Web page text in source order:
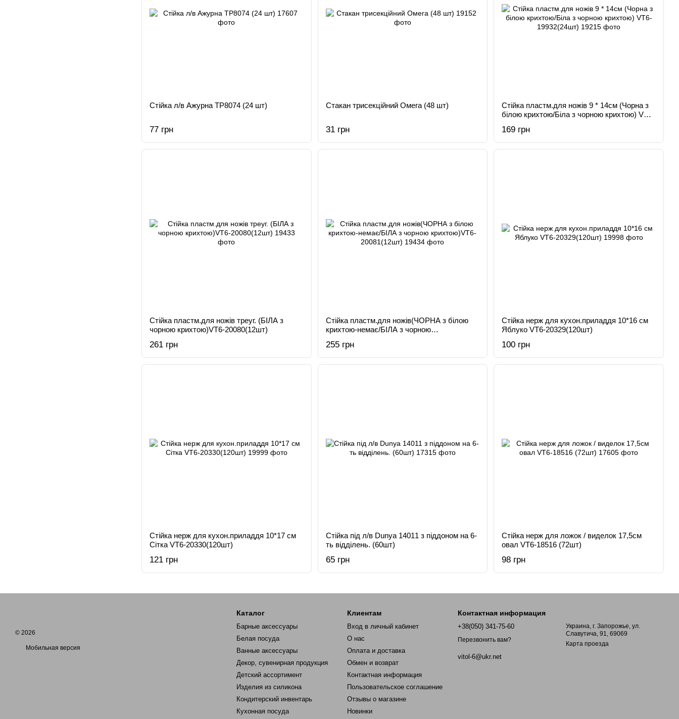
Стійка л/в Ажурна ТР8074 (24 шт)
77 грн
Стакан трисекційний Омега (48 шт)
31 грн
Стійка пластм.для ножів 9 * 14см (Чорна з
білою крихтою/Біла з чорною крихтою) VT6-
169 грн
Стійка пластм.для ножів треуг. (БІЛА з
чорною крихтою)VT6-20080(12шт)
261 грн
Стійка пластм.для ножів(ЧОРНА з білою
крихтою-немає/БІЛА з чорною
255 грн
Стійка нерж для кухон.приладдя 10*16 см
Яблуко VT6-20329(120шт)
100 грн
Стійка нерж для кухон.приладдя 10*17 см
Сітка VT6-20330(120шт)
121 грн
Стійка під л/в Dunya 14011 з піддоном на 6-
ть відділень. (60шт)
65 грн
Стійка нерж для ложок / виделок 17,5см
овал VT6-18516 (72шт)
98 грн
© 2026
Мобильная версия
Каталог
Барные аксессуары
Белая посуда
Ванные аксессуары
Декор, сувенирная продукция
Детский ассортимент
Изделия из силикона
Кондитерский инвентарь
Кухонная посуда
Клиентам
Вход в личный кабинет
О нас
Оплата и доставка
Обмен и возврат
Контактная информация
Пользовательское соглашение
Отзывы о магазине
Новинки
Контактная информация
+38(050) 341-75-60
Перезвонить вам?
vitol-6@ukr.net
Украина, г. Запорожье, ул.
Славутича, 91, 69069
Карта проезда